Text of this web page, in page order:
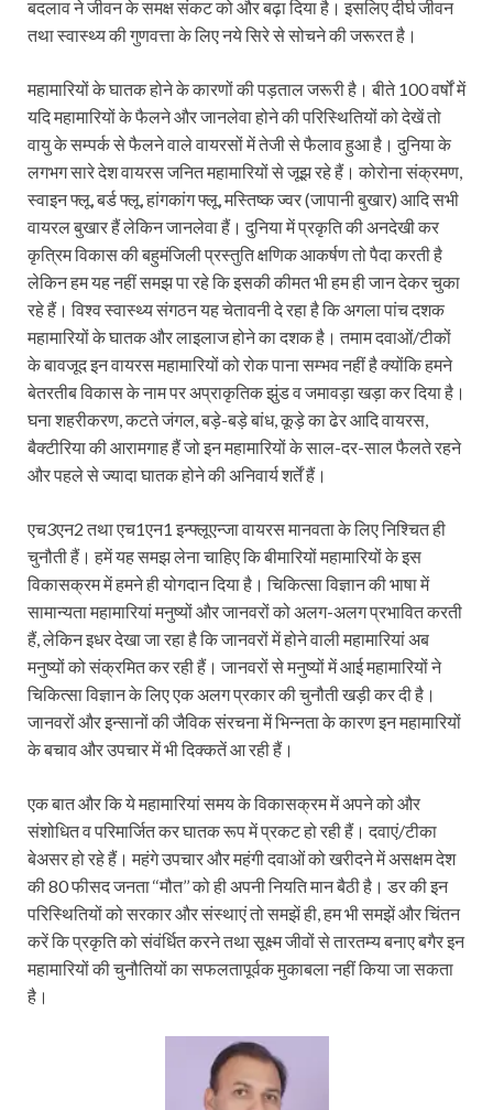
बदलाव ने जीवन के समक्ष संकट को और बढ़ा दिया है। इसलिए दीर्घ जीवन
तथा स्वास्थ्य की गुणवत्ता के लिए नये सिरे से सोचने की जरूरत है।
महामारियों के घातक होने के कारणों की पड़ताल जरूरी है। बीते 100 वर्षों में
यदि महामारियों के फैलने और जानलेवा होने की परिस्थितियों को देखें तो
वायु के सम्पर्क से फैलने वाले वायरसों में तेजी से फैलाव हुआ है। दुनिया के
लगभग सारे देश वायरस जनित महामारियों से जूझ रहे हैं। कोरोना संक्रमण,
स्वाइन फ्लू, बर्ड फ्लू, हांगकांग फ्लू, मस्तिष्क ज्वर (जापानी बुखार) आदि सभी
वायरल बुखार हैं लेकिन जानलेवा हैं। दुनिया में प्रकृति की अनदेखी कर
कृत्रिम विकास की बहुमंजिली प्रस्तुति क्षणिक आकर्षण तो पैदा करती है
लेकिन हम यह नहीं समझ पा रहे कि इसकी कीमत भी हम ही जान देकर चुका
रहे हैं। विश्व स्वास्थ्य संगठन यह चेतावनी दे रहा है कि अगला पांच दशक
महामारियों के घातक और लाइलाज होने का दशक है। तमाम दवाओं/टीकों
के बावजूद इन वायरस महामारियों को रोक पाना सम्भव नहीं है क्योंकि हमने
बेतरतीब विकास के नाम पर अप्राकृतिक झुंड व जमावड़ा खड़ा कर दिया है।
घना शहरीकरण, कटते जंगल, बड़े-बड़े बांध, कूड़े का ढेर आदि वायरस,
बैक्टीरिया की आरामगाह हैं जो इन महामारियों के साल-दर-साल फैलते रहने
और पहले से ज्यादा घातक होने की अनिवार्य शर्तें हैं।
एच3एन2 तथा एच1एन1 इन्फ्लूएन्जा वायरस मानवता के लिए निश्चित ही
चुनौती हैं। हमें यह समझ लेना चाहिए कि बीमारियों महामारियों के इस
विकासक्रम में हमने ही योगदान दिया है। चिकित्सा विज्ञान की भाषा में
सामान्यता महामारियां मनुष्यों और जानवरों को अलग-अलग प्रभावित करती
हैं, लेकिन इधर देखा जा रहा है कि जानवरों में होने वाली महामारियां अब
मनुष्यों को संक्रमित कर रही हैं। जानवरों से मनुष्यों में आई महामारियों ने
चिकित्सा विज्ञान के लिए एक अलग प्रकार की चुनौती खड़ी कर दी है।
जानवरों और इन्सानों की जैविक संरचना में भिन्नता के कारण इन महामारियों
के बचाव और उपचार में भी दिक्कतें आ रही हैं।
एक बात और कि ये महामारियां समय के विकासक्रम में अपने को और
संशोधित व परिमार्जित कर घातक रूप में प्रकट हो रही हैं। दवाएं/टीका
बेअसर हो रहे हैं। महंगे उपचार और महंगी दवाओं को खरीदने में असक्षम देश
की 80 फीसद जनता ‘‘मौत’’ को ही अपनी नियति मान बैठी है। डर की इन
परिस्थितियों को सरकार और संस्थाएं तो समझें ही, हम भी समझें और चिंतन
करें कि प्रकृति को संवंर्धित करने तथा सूक्ष्म जीवों से तारतम्य बनाए बगैर इन
महामारियों की चुनौतियों का सफलतापूर्वक मुकाबला नहीं किया जा सकता
है।